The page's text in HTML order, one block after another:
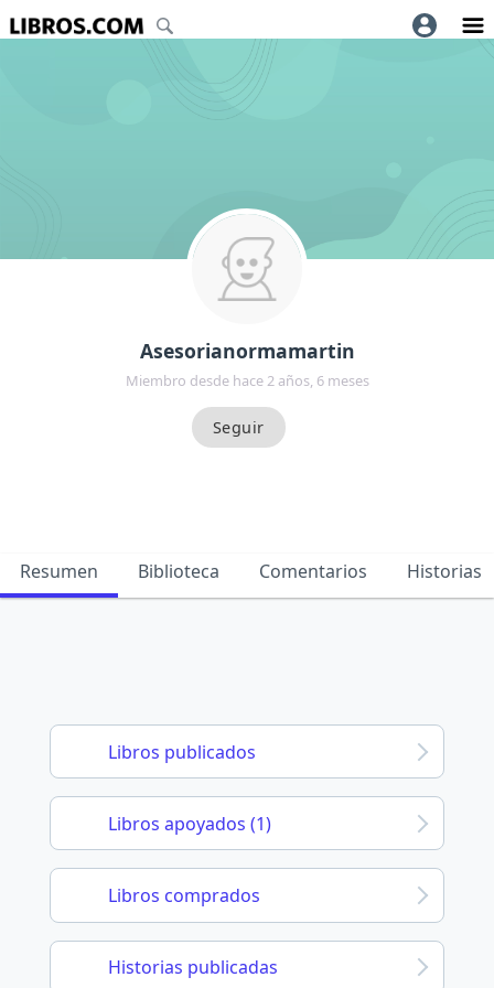
Asesorianormamartin
Miembro desde hace 2 años, 6 meses
Resumen Biblioteca Comentarios Historias
Libros publicados
Libros apoyados (1)
Libros comprados
Historias publicadas